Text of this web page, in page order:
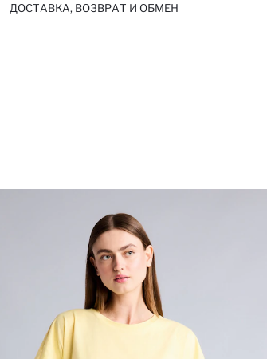
ДОСТАВКА, ВОЗВРАТ И ОБМЕН